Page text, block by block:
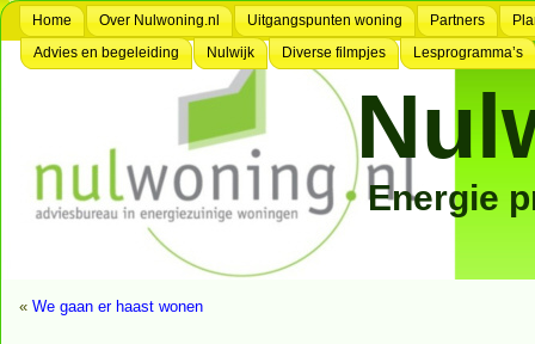
Home Over Nulwoning.nl Uitgangspunten woning Partners
Advies en begeleiding
Nulwijk Diverse filmpjes Lesprogramma’s
Energie
« We gaan er haast wonen